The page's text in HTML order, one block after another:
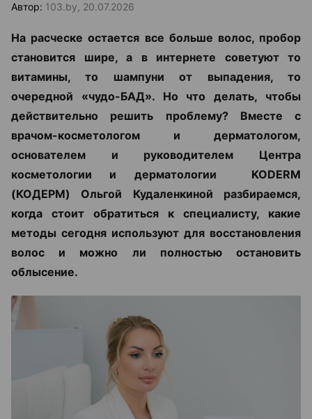
Автор: 103.by, 20.07.2026
На расческе остается все больше волос, пробор
становится шире, а в интернете советуют то
витамины, то шампуни от выпадения, то
очередной «чудо-БАД». Но что делать, чтобы
действительно решить проблему? Вместе с
врачом-косметологом и дерматологом,
основателем и руководителем Центра
косметологии и дерматологии KODERM
(КОДЕРМ) Ольгой Кудаленкиной разбираемся,
когда стоит обратиться к специалисту, какие
методы сегодня используют для восстановления
волос и можно ли полностью остановить
облысение.